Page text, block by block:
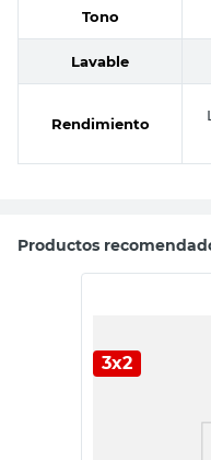
Tono
Lavable
Rendimiento
Productos
3x2